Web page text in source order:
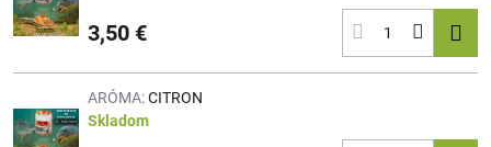
3,50 €
ARÓMA:CITRON
Skladom